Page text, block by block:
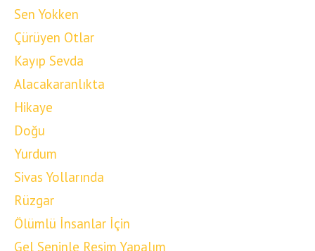
Sen Yokken
Çürüyen Otlar
Kayıp Sevda
Alacakaranlıkta
Hikaye
Doğu
Yurdum
Sivas Yollarında
Rüzgar
Ölümlü İnsanlar İçin
Gel Seninle Resim Yapalım